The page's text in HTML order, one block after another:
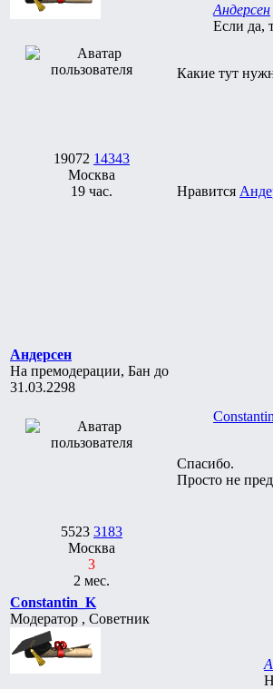
19072 14343
Москва
19 час.
Андерсен
Если да,
Какие тут
Нравится
Андерсен
На премодерации, Бан до
31.03.2298
5523 3183
Москва
3
2 мес.
Спасибо.
Просто не
Constantin_K
Модератор , Советник